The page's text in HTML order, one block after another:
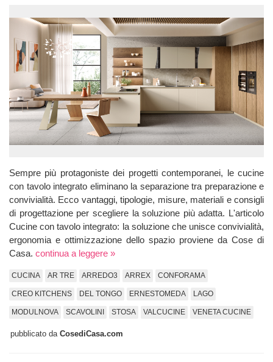
Sempre più protagoniste dei progetti contemporanei, le cucine
con tavolo integrato eliminano la separazione tra preparazione e
convivialità. Ecco vantaggi, tipologie, misure, materiali e consigli
di progettazione per scegliere la soluzione più adatta. L'articolo
Cucine con tavolo integrato: la soluzione che unisce convivialità,
ergonomia e ottimizzazione dello spazio proviene da Cose di
Casa. continua a leggere »
CUCINA AR TRE ARREDO3 ARREX CONFORAMA
CREO KITCHENS DEL TONGO ERNESTOMEDA LAGO
MODULNOVA SCAVOLINI STOSA VALCUCINE VENETA CUCINE
pubblicato da CosediCasa.com